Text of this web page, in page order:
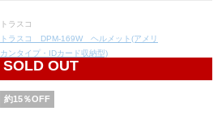
SOLD OUT
トラスコ
トラスコ DPM-169W ヘルメット(アメリ
カンタイプ・IDカード収納型)
5,100
約15％OFF